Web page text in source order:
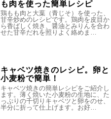
も肉を使った簡単レシピ
鶏もも肉と大葉（青じそ）を使った、
甘辛炒めのレシピです。鶏肉を皮目か
ら香ばしく焼き、醤油とみりんを合わ
せた甘辛だれを照りよく絡めま…
キャベツ焼きのレシピ。卵と
小麦粉で簡単！
キャベツ焼きの簡単レシピをご紹介し
ます。薄く焼いた小麦粉の生地に、た
っぷりの千切りキャベツと卵をのせ、
半分に折って仕上げます。お好…